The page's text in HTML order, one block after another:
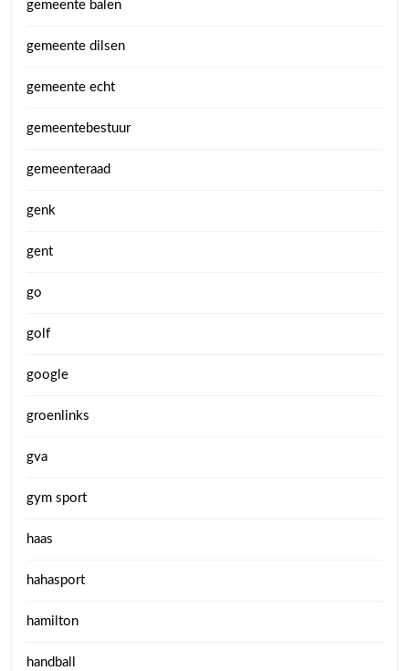
gemeente balen
gemeente dilsen
gemeente echt
gemeentebestuur
gemeenteraad
genk
gent
go
golf
google
groenlinks
gva
gym sport
haas
hahasport
hamilton
handball